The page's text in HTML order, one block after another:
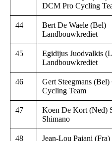
DCM Pro Cycling
44
Bert De Waele (Bel)
Landbouwkrediet
45
Egidijus Juodvalkis
Landbouwkrediet
46
Gert Steegmans
Cycling Team
47
Koen De Kort
Shimano
48 Jean-Lou Paiani